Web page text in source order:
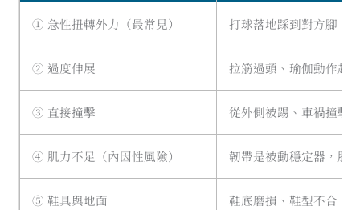
① 急性扭轉外力（最常見） 打球落地踩到對方腳、
② 過度伸展 拉筋過頭、瑜伽動作超
③ 直接撞擊 從外側被踢、車禍撞擊
④ 肌力不足（內因性風險） 韌帶是被動穩定器，肌
⑤ 鞋具與地面 鞋底磨損、鞋型不合、